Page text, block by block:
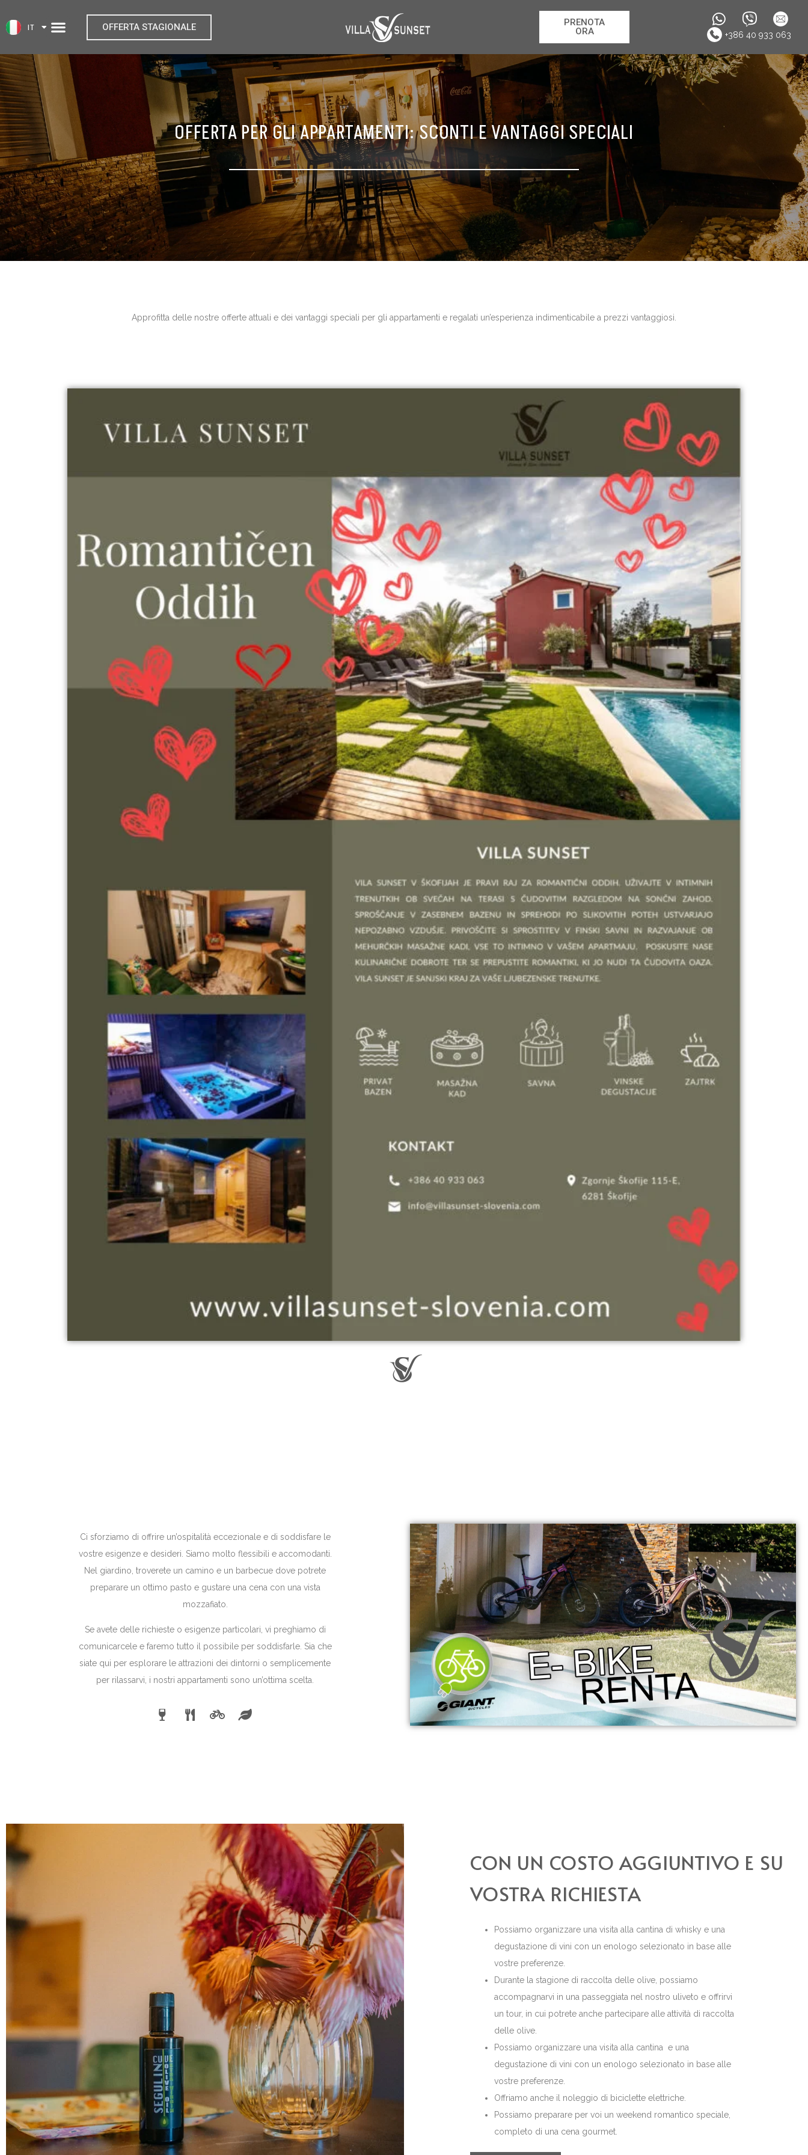
IT
EN
OFFERTA STAGIONALE
PRENOTA
ORA
+386 40 933 063
OFFERTA PER GLI APPARTAMENTI: SCONTI E VANTAGGI SPECIALI
Approfitta delle nostre offerte attuali e dei vantaggi speciali per gli appartamenti e regalati un’esperienza indimenticabile a prezzi vantaggiosi.
Ci sforziamo di offrire un’ospitalità eccezionale e di soddisfare le
vostre esigenze e desideri. Siamo molto flessibili e accomodanti.
Nel giardino, troverete un camino e un barbecue dove potrete
preparare un ottimo pasto e gustare una cena con una vista
mozzafiato.
Se avete delle richieste o esigenze particolari, vi preghiamo di
comunicarcele e faremo tutto il possibile per soddisfarle. Sia che
siate qui per esplorare le attrazioni dei dintorni o semplicemente
per rilassarvi, i nostri appartamenti sono un’ottima scelta.
CON UN COSTO AGGIUNTIVO E SU
VOSTRA RICHIESTA
Possiamo organizzare una visita alla cantina di whisky e una
degustazione di vini con un enologo selezionato in base alle
vostre preferenze.
Durante la stagione di raccolta delle olive, possiamo
accompagnarvi in una passeggiata nel nostro uliveto e offrirvi
un tour, in cui potrete anche partecipare alle attività di raccolta
delle olive.
Possiamo organizzare una visita alla cantina e una
degustazione di vini con un enologo selezionato in base alle
vostre preferenze.
Offriamo anche il noleggio di biciclette elettriche.
Possiamo preparare per voi un weekend romantico speciale,
completo di una cena gourmet.